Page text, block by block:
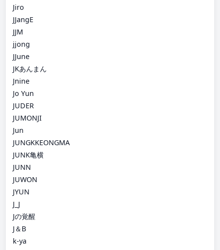
Jiro
JJangE
JJM
jjong
JJune
JKあんまん
Jnine
Jo Yun
JUDER
JUMONJI
Jun
JUNGKKEONGMA
JUNK亀横
JUNN
JUWON
JYUN
J_J
Jの覚醒
J＆B
k-ya